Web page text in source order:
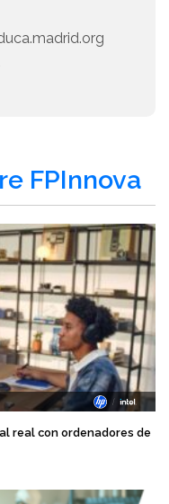
FPInnova
real con ordenadores de